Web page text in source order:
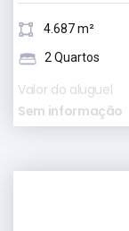
4.687 m²
2 Quartos
Valor do aluguel
Sem informação